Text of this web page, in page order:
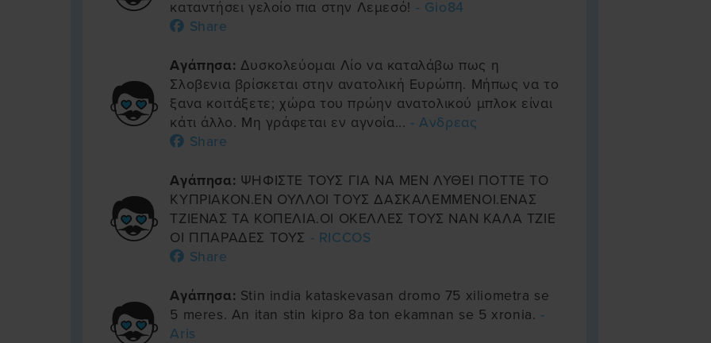
καταντήσει γελοίο πια στην Λεμεσό! - Gio84
Share
Αγάπησα: Δυσκολεύομαι Λίο να καταλάβω πως η
Σλοβενια βρίσκεται στην ανατολική Ευρώπη. Μήπως να το
ξανα κοιτάξετε; χώρα του πρώην ανατολικού μπλοκ είναι
κάτι άλλο. Μη γράφεται εν αγνοία... - Ανδρεας
Share
Αγάπησα: ΨΗΦΙΣΤΕ ΤΟΥΣ ΓΙΑ ΝΑ ΜΕΝ ΛΥΘΕΙ ΠΟΤΤΕ ΤΟ
ΚΥΠΡΙΑΚΟΝ.ΕΝ ΟΥΛΛΟΙ ΤΟΥΣ ΔΑΣΚΑΛΕΜΜΕΝΟΙ.ΕΝΑΣ
ΤΖΙΕΝΑΣ ΤΑ ΚΟΠΕΛΙΑ.ΟΙ ΟΚΕΛΛΕΣ ΤΟΥΣ ΝΑΝ ΚΑΛΑ ΤΖΙΕ
ΟΙ ΠΠΑΡΑΔΕΣ ΤΟΥΣ - RICCOS
Share
Αγάπησα: Stin india kataskevasan dromo 75 xiliometra se
5 meres. An itan stin kipro 8a ton ekamnan se 5 xronia. -
Aris